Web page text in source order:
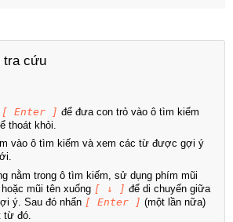
tra cứu
[ Enter ] để đưa con trỏ vào ô tìm kiếm
thoát khỏi.
vào ô tìm kiếm và xem các từ được gợi ý
nằm trong ô tìm kiếm, sử dụng phím mũi
hoặc mũi tên xuống [ ↓ ] để di chuyển giữa
ý. Sau đó nhấn [ Enter ] (một lần nữa)
từ đó.